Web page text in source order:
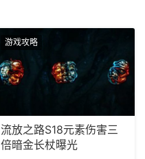
游戏攻略
流放之路S18元素伤害三
倍暗金长杖曝光